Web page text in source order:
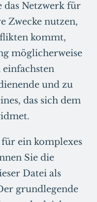
das Netzwerk für
Zwecke nutzen,
kommt,
möglicherweise
einfachsten
und zu
das sich dem
ein komplexes
Sie die
Datei als
grundlegende